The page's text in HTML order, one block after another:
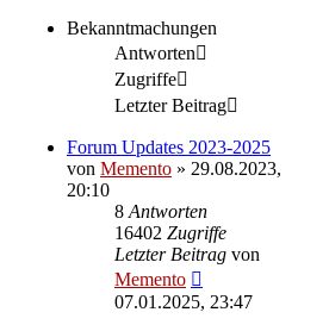
Bekanntmachungen
Antworten
Zugriffe
Letzter Beitrag
Forum Updates 2023-2025
von Memento » 29.08.2023,
20:10
8 Antworten
16402 Zugriffe
Letzter Beitrag von
Memento
07.01.2025, 23:47